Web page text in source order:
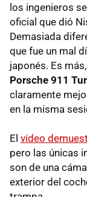
los ingenieros
oficial que dió
Demasiada
que fue un mal
japonés. Es
Porsche 911
claramente
en la misma
El vídeo
pero las únicas
son de una
exterior del